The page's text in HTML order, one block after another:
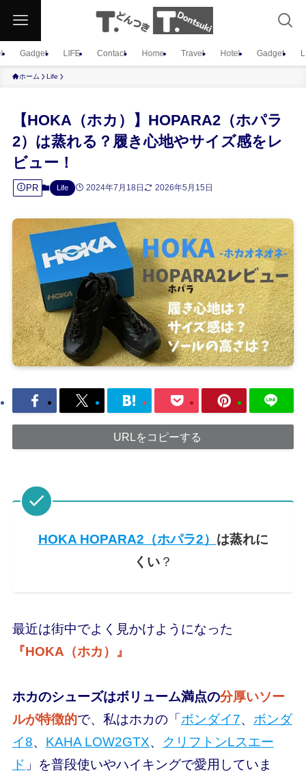
Gadget LIFE Contact Home Travel Hotel Gadget
ホーム Life
【HOKA（ホカ）】HOPARA2（ホパラ
2）は蒸れる？履き心地やサイズ感をレ
ビュー！
PR Life 2024年7月18日 2026年5月15日
URLをコピーする
HOKA HOPARA2（ホパラ2） は蒸れに
くい？
最近は街中でよく見かけようになった
『HOKA（ホカ）』
ホカのシューズはボリューム満点の分厚いソー
ルが特徴的で、私はホカの「 ボンダイ7、 ボンダ
イ8、 KAHA LOW2GTX、 クリフトンLスエー
ド 」を普段使いやハイキングで愛用していま